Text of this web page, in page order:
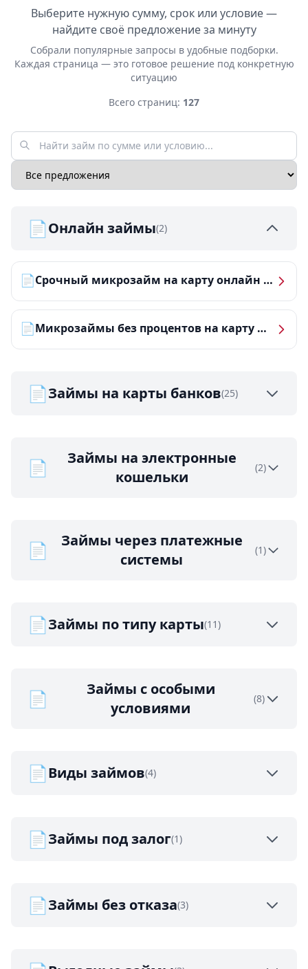
Выберите нужную сумму, срок или условие —
найдите своё предложение за минуту
Собрали популярные запросы в удобные подборки.
Каждая страница — это готовое решение под конкретную
ситуацию
Всего страниц: 127
📄Онлайн займы(2)
📄 Срочный микрозайм на карту онлайн — получить деньги за 5 минут
📄 Микрозаймы без процентов на карту — ТОП-10 за 2026 год
📄Займы на карты банков(25)
📄
Займы на электронные
кошельки
(2)
📄
Займы через платежные
системы
(1)
📄Займы по типу карты(11)
📄
Займы с особыми
условиями
(8)
📄Виды займов(4)
📄Займы под залог(1)
📄Займы без отказа(3)